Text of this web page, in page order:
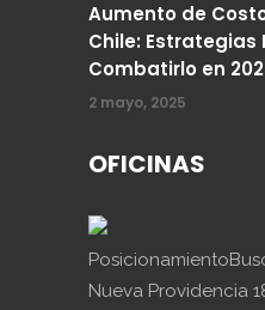
Aumento de
Chile:
Combatirlo en
2 mayo, 2025
OFICINAS
Nueva Providencia